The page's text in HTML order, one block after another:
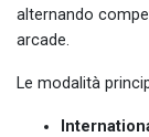
alternando
arcade.
Le modalità